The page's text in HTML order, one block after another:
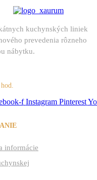
kuchynských liniek
prevedenia rôzneho
nábytku.
f Instagram Pinterest
informácie